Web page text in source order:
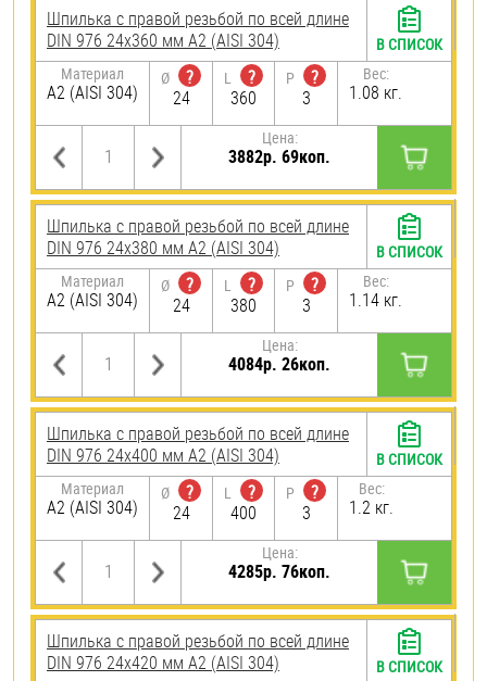
Шпилька с правой резьбой по всей длине
DIN 976 24х360 мм А2 (AISI 304)
Материал
А2 (AISI 304)
Ø
?
24
L
?
360
P
?
3
Вес:
1.08 кг.
Цена:
3882р. 69коп.
В СПИСОК
Шпилька с правой резьбой по всей длине
DIN 976 24х380 мм А2 (AISI 304)
Материал
А2 (AISI 304)
Ø
?
24
L
?
380
P
?
3
Вес:
1.14 кг.
Цена:
4084р. 26коп.
В СПИСОК
Шпилька с правой резьбой по всей длине
DIN 976 24х400 мм А2 (AISI 304)
Материал
А2 (AISI 304)
Ø
?
24
L
?
400
P
?
3
Вес:
1.2 кг.
Цена:
4285р. 76коп.
В СПИСОК
Шпилька с правой резьбой по всей длине
DIN 976 24х420 мм А2 (AISI 304)
В СПИСОК